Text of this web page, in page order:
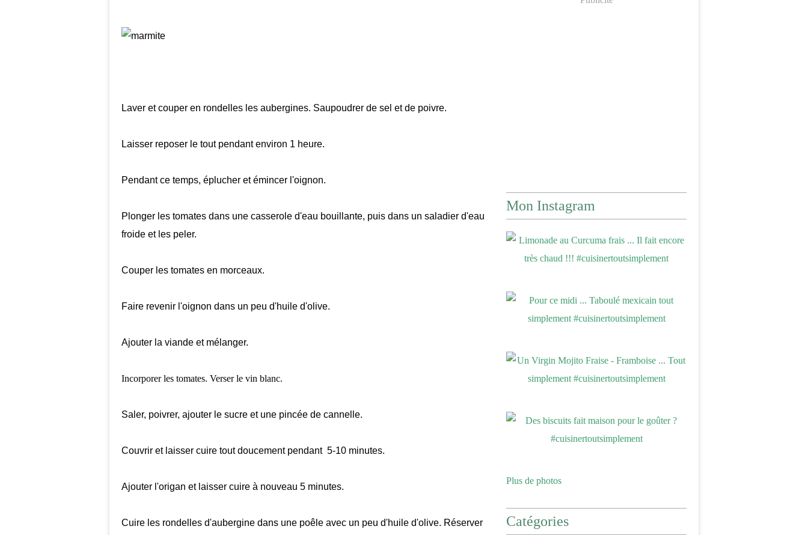
Laver et couper en rondelles les aubergines. Saupoudrer de sel et de poivre.
Laisser reposer le tout pendant environ 1 heure.
Pendant ce temps, éplucher et émincer l'oignon.
Plonger les tomates dans une casserole d'eau bouillante, puis dans un saladier d'eau
froide et les peler.
Couper les tomates en morceaux.
Faire revenir l'oignon dans un peu d'huile d'olive.
Ajouter la viande et mélanger.
Incorporer les tomates. Verser le vin blanc.
Saler, poivrer, ajouter le sucre et une pincée de cannelle.
Couvrir et laisser cuire tout doucement pendant 5-10 minutes.
Ajouter l'origan et laisser cuire à nouveau 5 minutes.
Cuire les rondelles d'aubergine dans une poêle avec un peu d'huile d'olive. Réserver
Mon Instagram
Plus de photos
Catégories